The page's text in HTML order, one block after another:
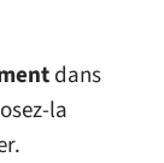
dans
la